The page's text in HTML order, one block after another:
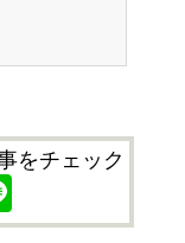
をチェック